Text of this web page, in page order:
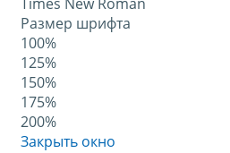
Times New Roman
Размер шрифта
100%
125%
150%
175%
200%
Закрыть окно